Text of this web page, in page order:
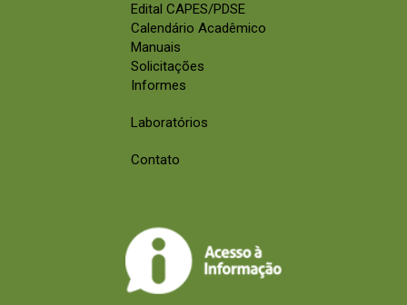
Edital CAPES/PDSE
Calendário Acadêmico
Manuais
Solicitações
Informes
Laboratórios
Contato